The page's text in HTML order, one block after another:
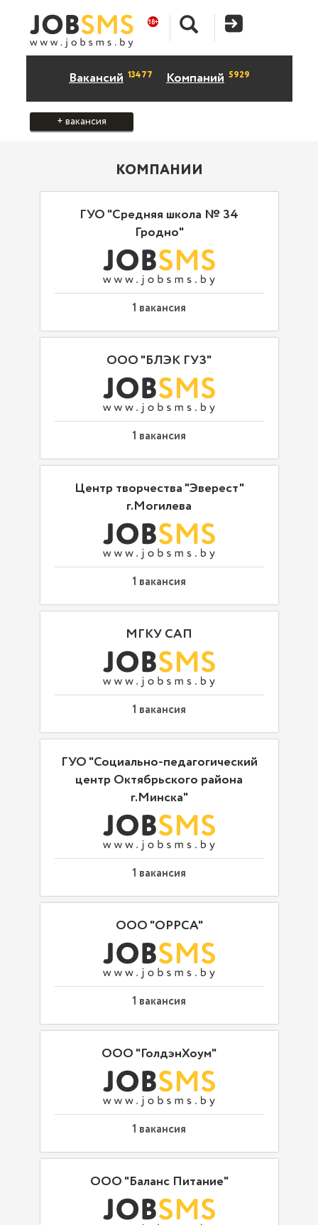
Вакансий 13477 Компаний 5929
+ вакансия
КОМПАНИИ
ГУО "Средняя школа № 34
Гродно"
1 вакансия
ООО "БЛЭК ГУЗ"
1 вакансия
Центр творчества "Эверест"
г.Могилева
1 вакансия
МГКУ САП
1 вакансия
ГУО "Социально-педагогический
центр Октябрьского района
г.Минска"
1 вакансия
ООО "ОРРСА"
1 вакансия
ООО "ГолдэнХоум"
1 вакансия
ООО "Баланс Питание"